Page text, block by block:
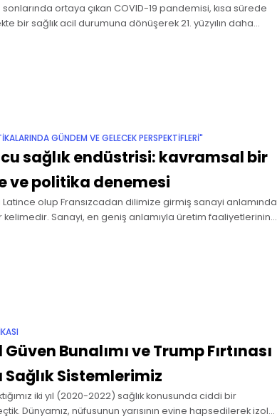
sonlarında ortaya çıkan COVID-19 pandemisi, kısa sürede
bir sağlık acil durumuna dönüşerek 21. yüzyılın daha
büyük bir salgın hâline gelmiştir. Tarihte yaşanan büyük
GÜNDEM VE GELECEK PERSPEKTIFLERI"
sağlık endüstrisi: kavramsal bir
ve politika denemesi
Latince olup Fransızcadan dilimize girmiş sanayi anlamında
kelimedir. Sanayi, en geniş anlamıyla üretim faaliyetlerinin
mal ve
Bunalımı ve Trump Fırtınası
Sağlık Sistemlerimiz
iki yıl (2020-2022) sağlık konusunda ciddi bir
Dünyamız, nüfusunun yarısının evine hapsedilerek izole